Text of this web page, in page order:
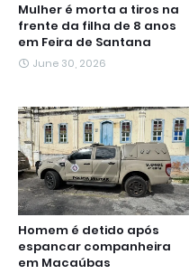
Mulher é morta a tiros na
frente da filha de 8 anos
em Feira de Santana
June 30, 2026
Homem é detido após
espancar companheira
em Macaúbas